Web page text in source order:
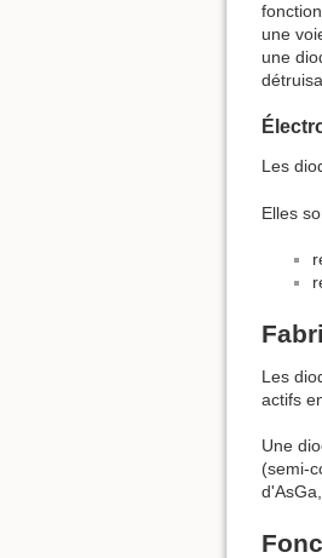
une
une
Les
Elles
Les
actifs
Une
(semi-